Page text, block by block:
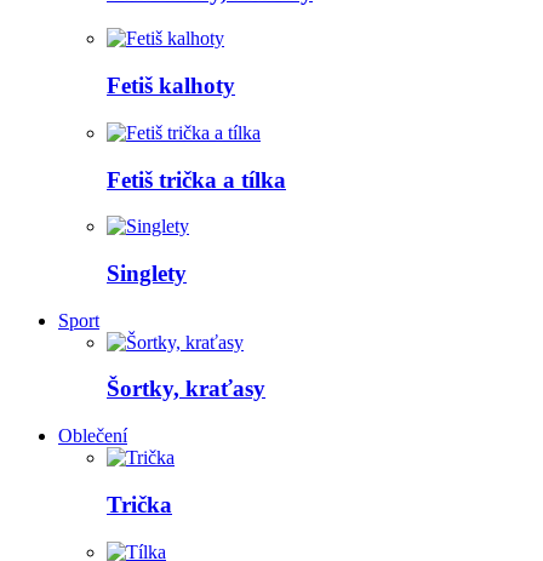
Fetiš kalhoty
Fetiš trička a tílka
Singlety
Sport
Šortky, kraťasy
Oblečení
Trička